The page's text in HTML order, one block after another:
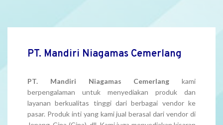
PT. Mandiri Niagamas Cemerlang
PT. Mandiri Niagamas Cemerlang kami
berpengalaman untuk menyediakan produk dan
layanan berkualitas tinggi dari berbagai vendor ke
pasar. Produk inti yang kami jual berasal dari vendor di